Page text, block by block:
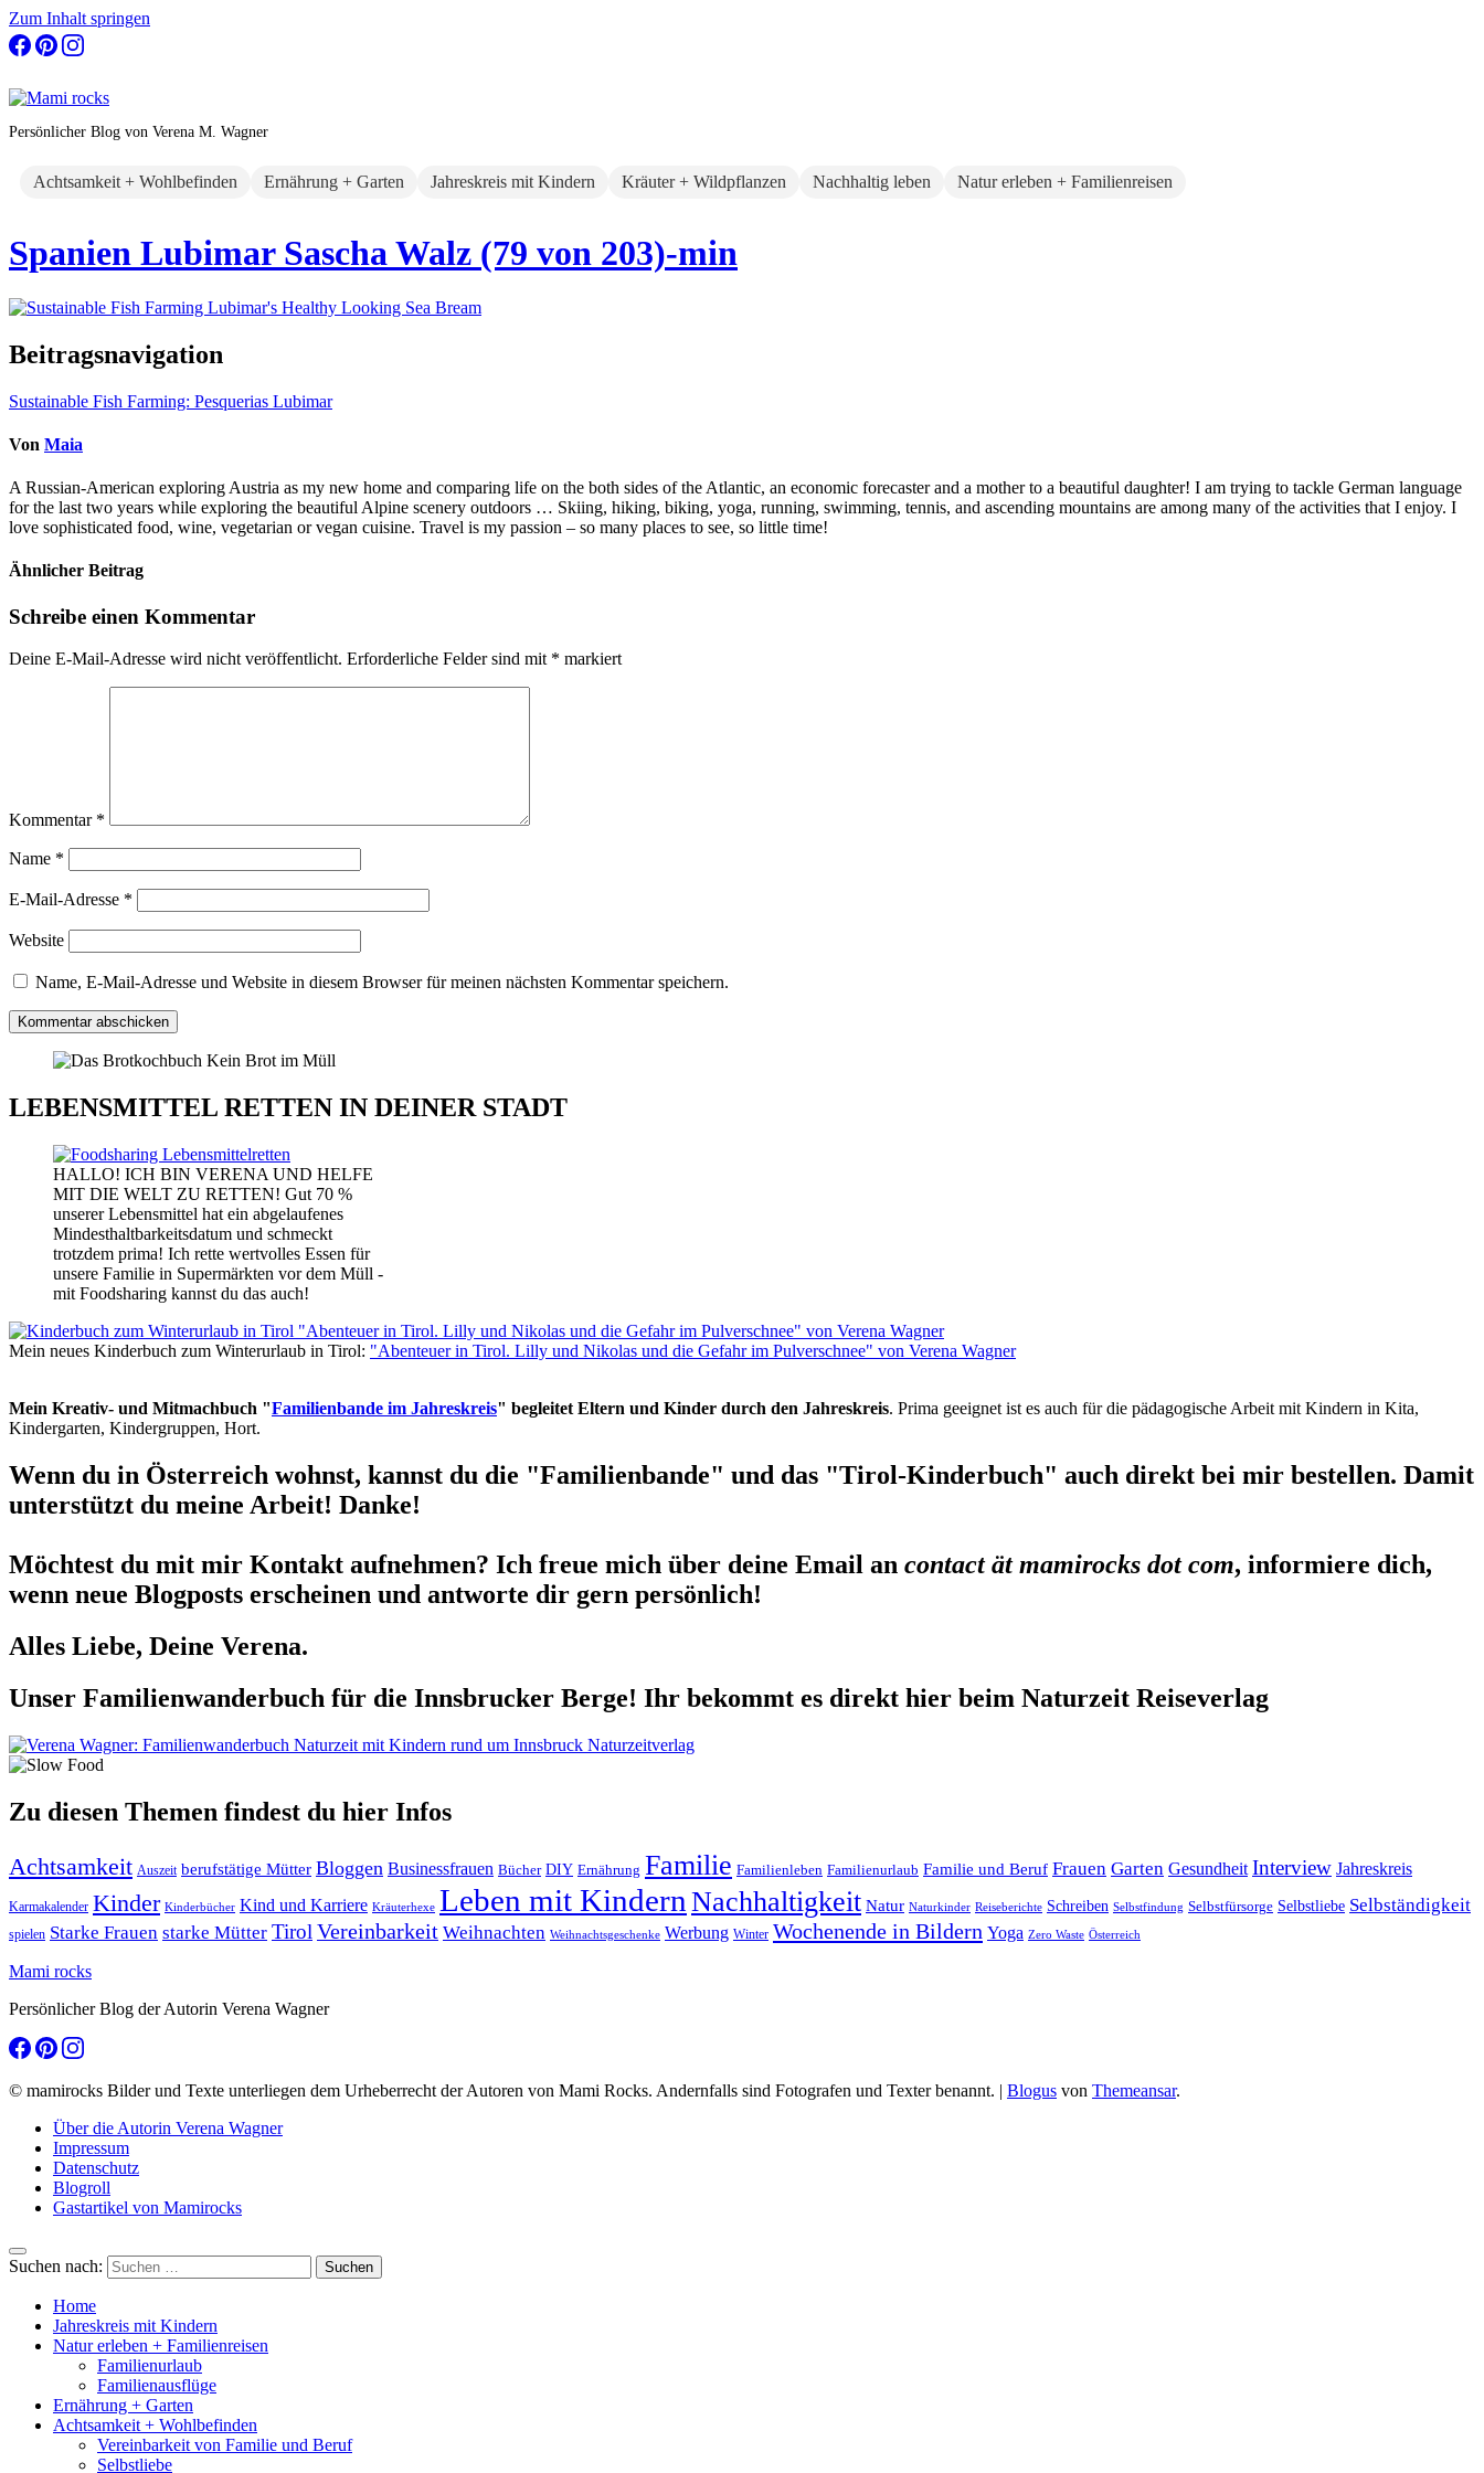
Zum Inhalt springen
Persönlicher Blog von Verena M. Wagner
Achtsamkeit + Wohlbefinden Ernährung + Garten Jahreskreis mit Kindern Kräuter + Wildpflanzen Nachhaltig leben Natur erleben + Familienreisen
Spanien Lubimar Sascha Walz (79 von 203)-min
Beitragsnavigation
Sustainable Fish Farming: Pesquerias Lubimar
Von Maia
A Russian-American exploring Austria as my new home and comparing life on the both sides of the Atlantic, an economic forecaster and a mother to a beautiful daughter! I am trying to tackle German language
for the last two years while exploring the beautiful Alpine scenery outdoors … Skiing, hiking, biking, yoga, running, swimming, tennis, and ascending mountains are among many of the activities that I enjoy. I
love sophisticated food, wine, vegetarian or vegan cuisine. Travel is my passion – so many places to see, so little time!
Ähnlicher Beitrag
Schreibe einen Kommentar
Deine E-Mail-Adresse wird nicht veröffentlicht. Erforderliche Felder sind mit * markiert
Kommentar *
Name *
E-Mail-Adresse *
Website
Name, E-Mail-Adresse und Website in diesem Browser für meinen nächsten Kommentar speichern.
LEBENSMITTEL RETTEN IN DEINER STADT
HALLO! ICH BIN VERENA UND HELFE
MIT DIE WELT ZU RETTEN! Gut 70 %
unserer Lebensmittel hat ein abgelaufenes
Mindesthaltbarkeitsdatum und schmeckt
trotzdem prima! Ich rette wertvolles Essen für
unsere Familie in Supermärkten vor dem Müll -
mit Foodsharing kannst du das auch!
Mein neues Kinderbuch zum Winterurlaub in Tirol: "Abenteuer in Tirol. Lilly und Nikolas und die Gefahr im Pulverschnee" von Verena Wagner
Mein Kreativ- und Mitmachbuch "Familienbande im Jahreskreis" begleitet Eltern und Kinder durch den Jahreskreis. Prima geeignet ist es auch für die pädagogische Arbeit mit Kindern in Kita,
Kindergarten, Kindergruppen, Hort.
Wenn du in Österreich wohnst, kannst du die "Familienbande" und das "Tirol-Kinderbuch" auch direkt bei mir bestellen. Damit
unterstützt du meine Arbeit! Danke!
Möchtest du mit mir Kontakt aufnehmen? Ich freue mich über deine Email an contact ät mamirocks dot com, informiere dich,
wenn neue Blogposts erscheinen und antworte dir gern persönlich!
Alles Liebe, Deine Verena.
Unser Familienwanderbuch für die Innsbrucker Berge! Ihr bekommt es direkt hier beim Naturzeit Reiseverlag
Zu diesen Themen findest du hier Infos
Achtsamkeit Auszeit berufstätige Mütter Bloggen Businessfrauen Bücher DIY Ernährung Familie Familienleben Familienurlaub Familie und Beruf Frauen Garten Gesundheit Interview Jahreskreis
Karmakalender Kinder Kinderbücher Kind und Karriere Kräuterhexe Leben mit Kindern Nachhaltigkeit Natur Naturkinder Reiseberichte Schreiben Selbstfindung Selbstfürsorge Selbstliebe Selbständigkeit
spielen Starke Frauen starke Mütter Tirol Vereinbarkeit Weihnachten Weihnachtsgeschenke Werbung Winter Wochenende in Bildern Yoga Zero Waste Österreich
Mami rocks
Persönlicher Blog der Autorin Verena Wagner
© mamirocks Bilder und Texte unterliegen dem Urheberrecht der Autoren von Mami Rocks. Andernfalls sind Fotografen und Texter benannt. | Blogus von Themeansar.
Über die Autorin Verena Wagner
Impressum
Datenschutz
Blogroll
Gastartikel von Mamirocks
Suchen nach:
Home
Jahreskreis mit Kindern
Natur erleben + Familienreisen
Familienurlaub
Familienausflüge
Ernährung + Garten
Achtsamkeit + Wohlbefinden
Vereinbarkeit von Familie und Beruf
Selbstliebe